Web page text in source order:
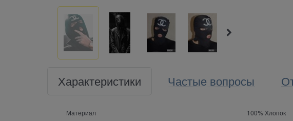
Характеристики Частые вопросы
Материал 100% Хлопок